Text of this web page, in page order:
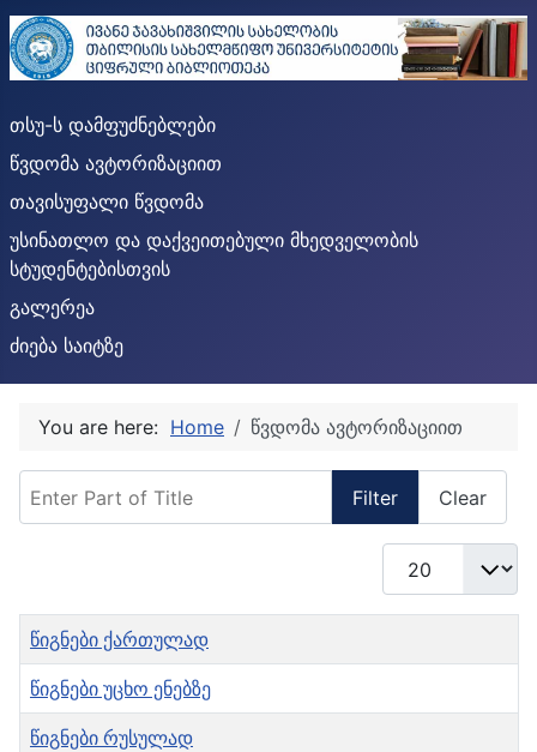
თსუ-ს დამფუძნებლები
წვდომა ავტორიზაციით
თავისუფალი წვდომა
უსინათლო და დაქვეითებული მხედველობის
სტუდენტებისთვის
გალერეა
ძიება საიტზე
You are here: Home წვდომა ავტორიზაციით
Filter Clear
Display #
Title
წიგნები ქართულად
წიგნები უცხო ენებზე
წიგნები რუსულად